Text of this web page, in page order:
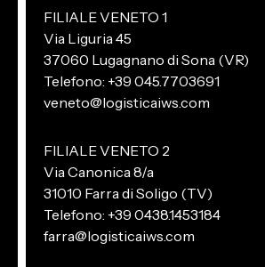
FILIALE VENETO 1
Via Liguria 45
37060 Lugagnano di Sona (VR)
Telefono: +39 045.7703691
veneto@logisticaiws.com
FILIALE VENETO 2
Via Canonica 8/a
31010 Farra di Soligo (TV)
Telefono: +39 0438.1453184
farra@logisticaiws.com